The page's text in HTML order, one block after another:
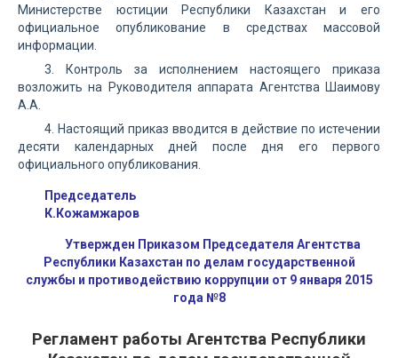
Министерстве юстиции Республики Казахстан и его
официальное опубликование в средствах массовой
информации.
3. Контроль за исполнением настоящего приказа
возложить на Руководителя аппарата Агентства Шаимову
А.А.
4. Настоящий приказ вводится в действие по истечении
десяти календарных дней после дня его первого
официального опубликования.
Председатель
К.Кожамжаров
Утвержден Приказом Председателя Агентства
Республики Казахстан по делам государственной
службы и противодействию коррупции от 9 января 2015
года №8
Регламент работы Агентства Республики